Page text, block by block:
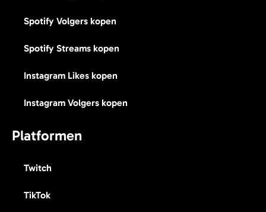
Spotify Volgers kopen
Spotify Streams kopen
Instagram Likes kopen
Instagram Volgers kopen
Platformen
Twitch
TikTok